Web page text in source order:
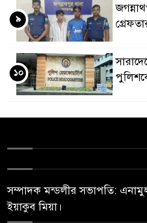
৯
১০
সম্পাদক মন্ডলীর সভাপতি:
ইয়াকুব মিয়া।